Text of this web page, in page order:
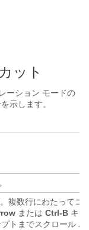
ット
ーション モードの
示します。
複数行にわたってコ
または Ctrl-B キー
トまでスクロール バ